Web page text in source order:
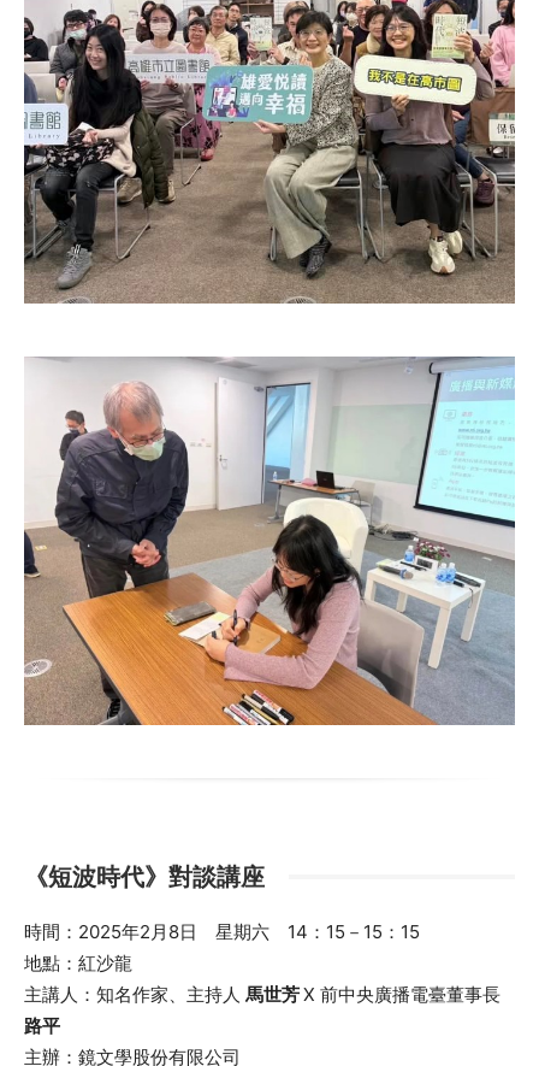
《短波時代》對談講座
時間：2025年2月8日 星期六 14：15－15：15
地點：紅沙龍
主講人：知名作家、主持人 馬世芳X 前中央廣播電臺董事長
路平
主辦：鏡文學股份有限公司